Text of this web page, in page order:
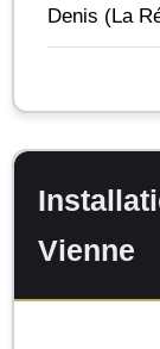
Denis (La
Vienne